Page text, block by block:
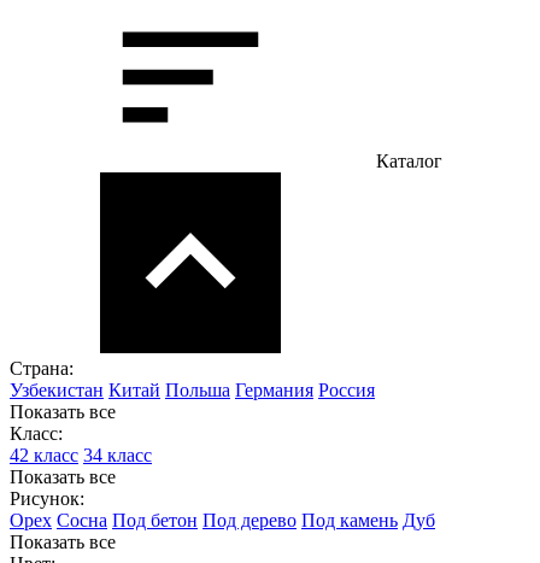
Каталог
Страна:
Узбекистан Китай Польша Германия Россия
Показать все
Класс:
42 класс 34 класс
Показать все
Рисунок:
Орех Сосна Под бетон Под дерево Под камень Дуб
Показать все